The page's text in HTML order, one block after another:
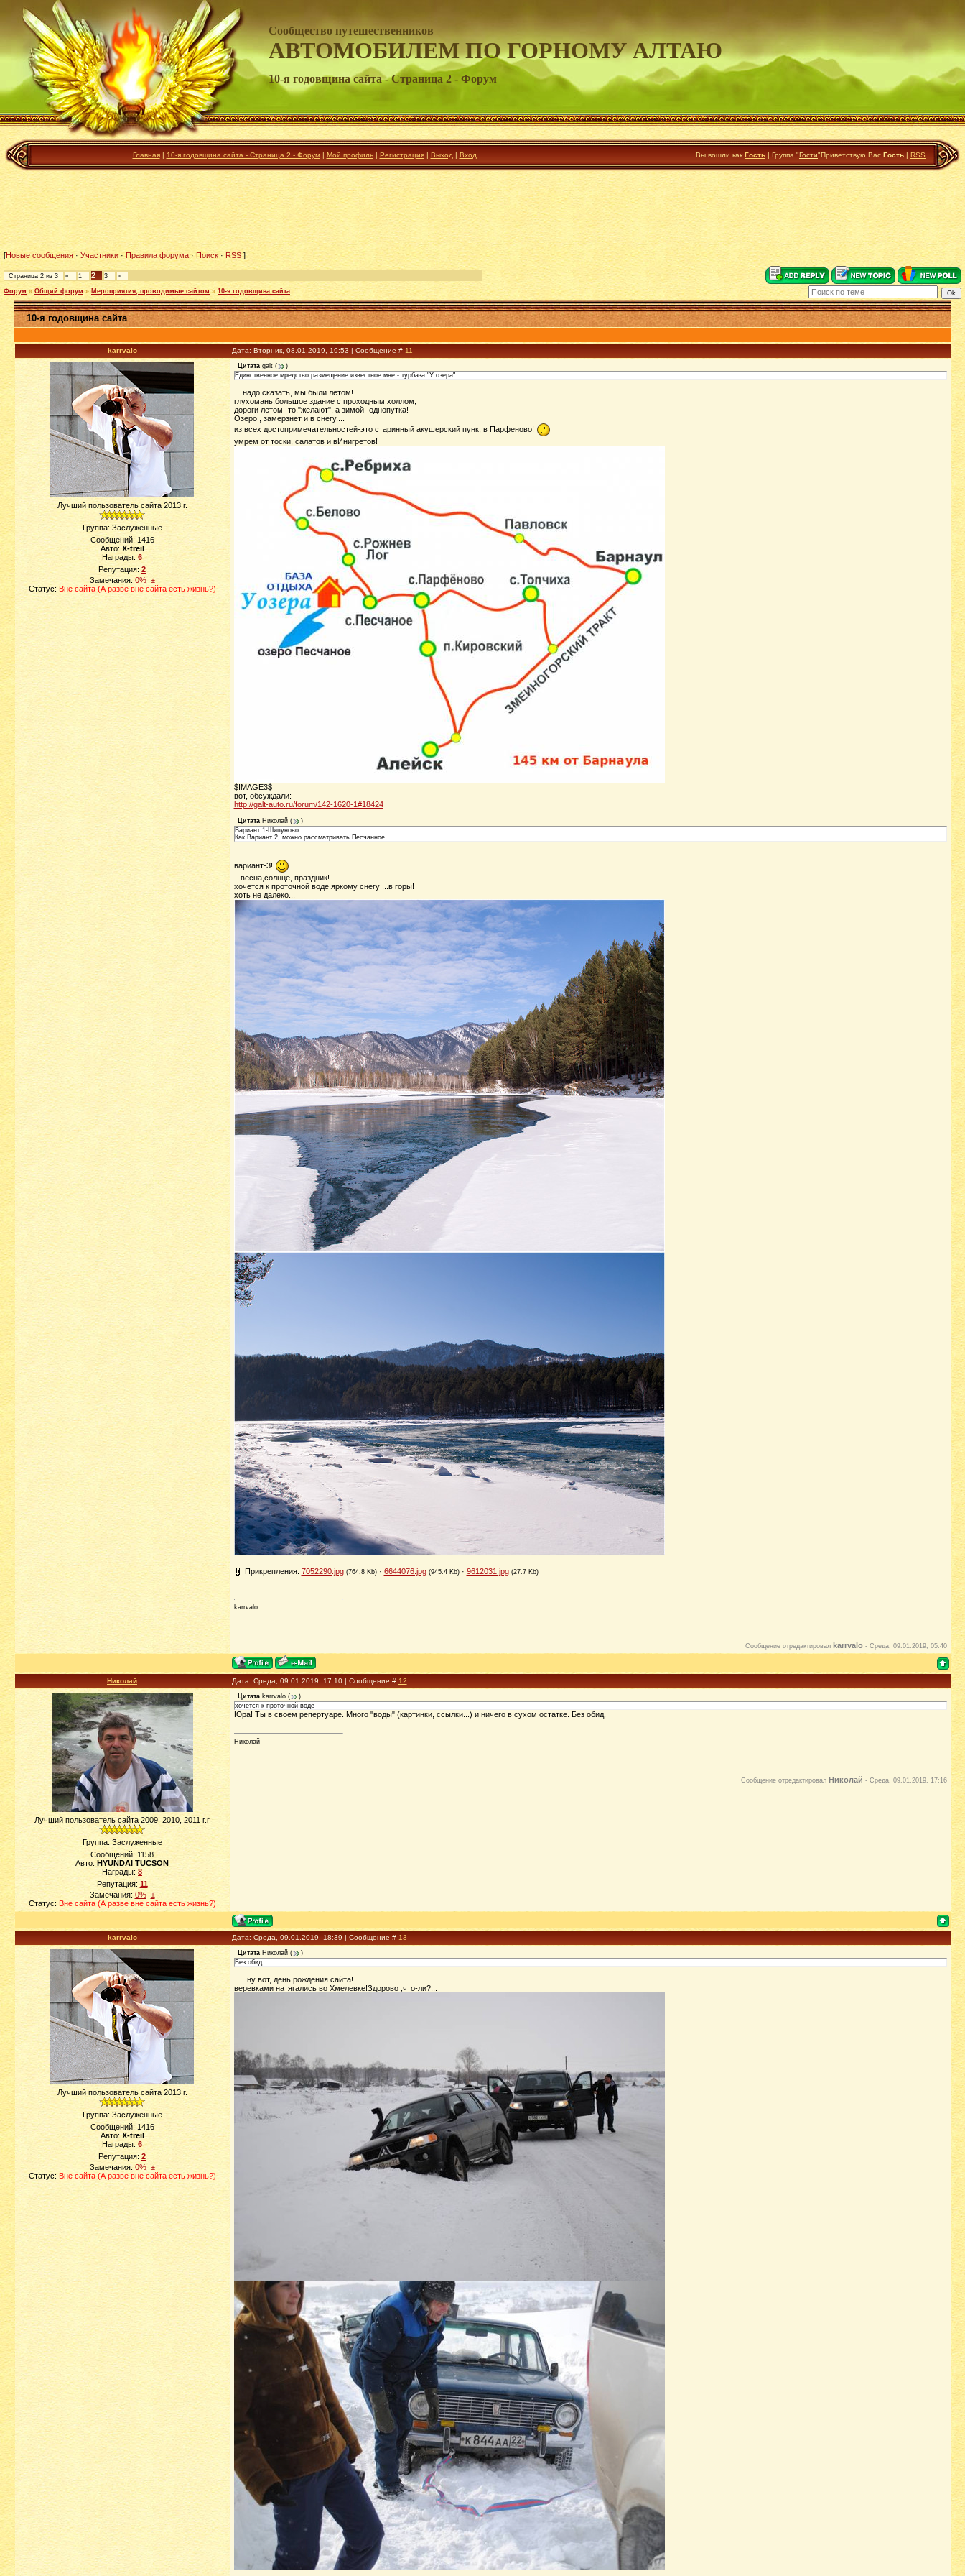
Сообщество путешественников
АВТОМОБИЛЕМ ПО ГОРНОМУ АЛТАЮ
10-я годовщина сайта - Страница 2 - Форум
Главная| 10-я годовщина сайта - Страница 2 - Форум| Мой профиль| Регистрация| Выход | Вход Вы вошли как Гость | Группа "Гости"Приветствую Вас Гость | RSS
[Новые сообщения· Участники·Правила форума· Поиск· RSS]
Страница 2 из 3 « 1 2 3 »
Форум » Общий форум » Мероприятия, проводимые сайтом » 10-я годовщина сайта
10-я годовщина сайта
karrvalo Дата: Вторник, 08.01.2019, 19:53 | Сообщение # 11
Лучший пользователь сайта 2013 г.
Группа: Заслуженные
Сообщений: 1416
Авто:X-treil
Награды: 6
Репутация:2
Замечания: 0% ±
Статус: Вне сайта (А разве вне сайта есть жизнь?)
Цитата galt(
)
Единственное мредство размещение известное мне - турбаза "У озера"
....надо сказать, мы были летом!
глухомань,большое здание с проходным холлом,
дороги летом -то,"желают", а зимой -однопутка!
Озеро , замерзнет и в снегу....
из всех достопримечательностей-это старинный акушерский пунк, в Парфеново!
умрем от тоски, салатов и вИнигретов!
$IMAGE3$
вот, обсуждали:
http://galt-auto.ru/forum/142-1620-1#18424
Цитата Николай(
)
Вариант 1-Шипуново.
Как Вариант 2, можно рассматривать Песчанное.
вариант-3!
...весна,солнце, праздник!
хочется к проточной воде,яркому снегу ...в горы!
хоть не далеко...
Прикрепления: 7052290.jpg (764.8 Kb) · 6644076.jpg (945.4 Kb) · 9612031.jpg (27.7 Kb)
karrvalo
Сообщение отредактировал karrvalo- Среда, 09.01.2019, 05:40
Николай Дата: Среда, 09.01.2019, 17:10 | Сообщение # 12
Лучший пользователь сайта 2009, 2010, 2011 г.г
Группа: Заслуженные
Сообщений: 1158
Авто: HYUNDAI TUCSON
Награды: 8
Репутация: 11
Замечания: 0% ±
Статус: Вне сайта (А разве вне сайта есть жизнь?)
Цитата karrvalo(
)
хочется к проточной воде
Юра! Ты в своем репертуаре. Много "воды" (картинки, ссылки...) и ничего в сухом остатке. Без обид.
Николай
Сообщение отредактировал Николай - Среда, 09.01.2019, 17:16
karrvalo Дата: Среда, 09.01.2019, 18:39 | Сообщение # 13
Лучший пользователь сайта 2013 г.
Группа: Заслуженные
Сообщений: 1416
Авто:X-treil
Награды: 6
Репутация:2
Замечания: 0% ±
Статус: Вне сайта (А разве вне сайта есть жизнь?)
Цитата Николай(
)
Без обид.
......ну вот, день рождения сайта!
веревками натягались во Хмелевке!Здорово ,что-ли?...